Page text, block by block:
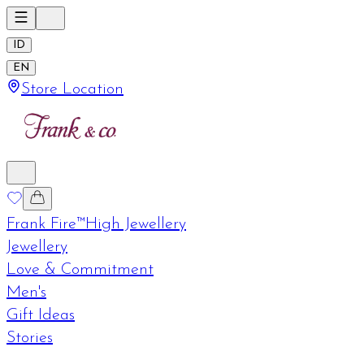
ID
EN
Store Location
Frank Fire™High Jewellery
Jewellery
Love & Commitment
Men's
Gift Ideas
Stories